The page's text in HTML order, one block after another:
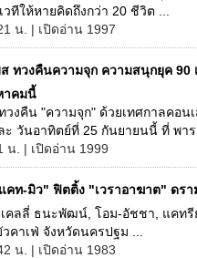
ทีให้หายคิดถึงกว่า 20 ชีวิต ...
น. | เปิดอ่าน 1997
ส ทวงคืนความจุก ความสนุกยุค
าคมนี้
วงคืน "ความจุก" ด้วยเทศกาลคอน
ะ วันอาทิตย์ที่ 25 กันยายนนี้ ที่ พาร
น. | เปิดอ่าน 1999
คท-มิว" ฟิตติ้ง "เวราอาฆาต" ดร
เคลลี่ ธนะพัฒน์, โอม-อัชชา, แคท
คาเฟ่ จังหวัดนครปฐม ...
น. | เปิดอ่าน 1983